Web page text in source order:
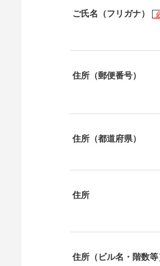
ご氏名（フリガナ）
住所（郵便番号）
住所（都道府県）
住所
住所（ビル名・階数等